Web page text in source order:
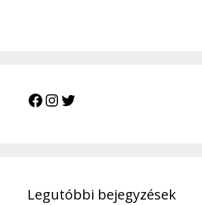
Facebook
Instagram
Legutóbbi bejegyzések